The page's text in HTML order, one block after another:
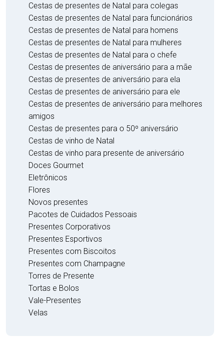
Cestas de presentes de Natal para colegas
Cestas de presentes de Natal para funcionários
Cestas de presentes de Natal para homens
Cestas de presentes de Natal para mulheres
Cestas de presentes de Natal para o chefe
Cestas de presentes de aniversário para a mãe
Cestas de presentes de aniversário para ela
Cestas de presentes de aniversário para ele
Cestas de presentes de aniversário para melhores
amigos
Cestas de presentes para o 50º aniversário
Cestas de vinho de Natal
Cestas de vinho para presente de aniversário
Doces Gourmet
Eletrônicos
Flores
Novos presentes
Pacotes de Cuidados Pessoais
Presentes Corporativos
Presentes Esportivos
Presentes com Biscoitos
Presentes com Champagne
Torres de Presente
Tortas e Bolos
Vale-Presentes
Velas